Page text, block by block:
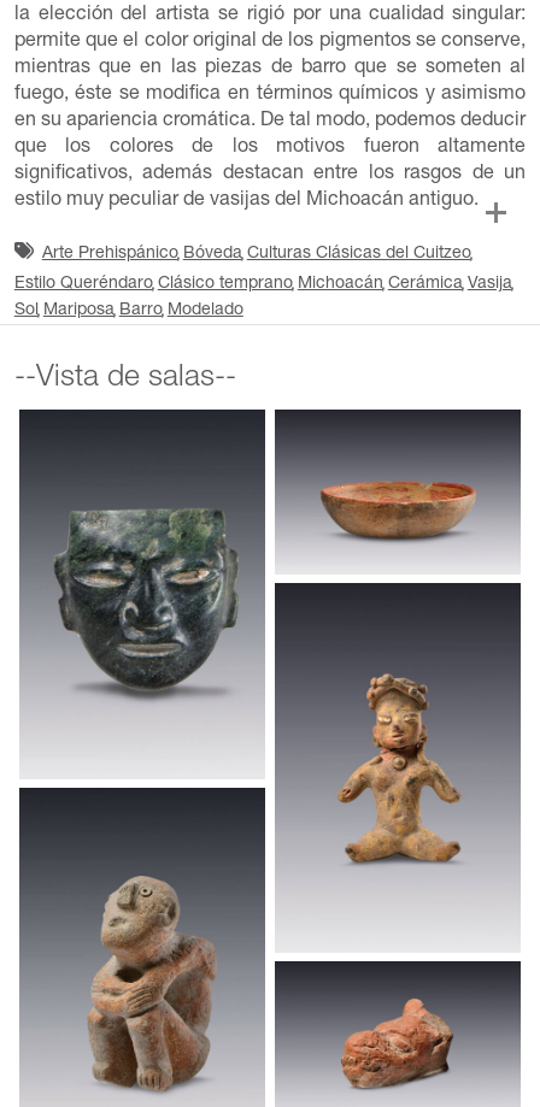
la elección del artista se rigió por una cualidad singular:
permite que el color original de los pigmentos se conserve,
mientras que en las piezas de barro que se someten al
fuego, éste se modifica en términos químicos y asimismo
en su apariencia cromática. De tal modo, podemos deducir
que los colores de los motivos fueron altamente
significativos, además destacan entre los rasgos de un
estilo muy peculiar de vasijas del Michoacán antiguo.
Arte Prehispánico Bóveda Culturas Clásicas del Cuitzeo
Estilo Queréndaro Clásico temprano Michoacán Cerámica Vasija
Sol Mariposa Barro Modelado
--Vista de salas--